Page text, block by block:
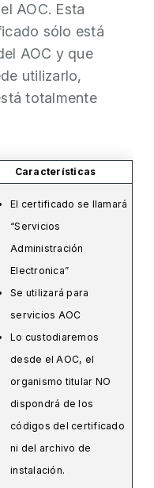
AOC. Esta
sólo está
AOC y que
utilizarlo,
totalmente
Características
El certificado se llamará
“Servicios
Administración
Electronica”
Se utilizará para
servicios AOC
Lo custodiaremos
desde el AOC, el
organismo titular NO
dispondrá de los
códigos del certificado
ni del archivo de
instalación.